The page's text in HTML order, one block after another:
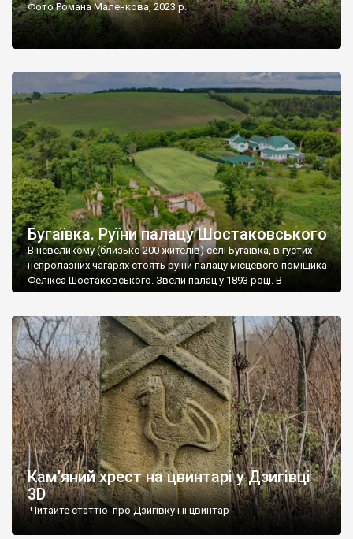
Фото Романа Маленкова, 2023 р.
Бугаївка. Руїни палацу Шостаковського
В невеликому (близько 200 жителів) селі Бугаївка, в густих
непролазних чагарях стоять руїни палацу місцевого поміщика
Фелікса Шостаковського. Звели палац у 1893 році. В
радянський період у ньому спочатку містилася школа, потім
століття тут розмістили туберкульозну лікарню. Коли із
палацу виїхала лікарня – ми точно не […]
Кам’яний хрест на цвинтарі у Дзигівці
3D
Читайте статтю про Дзигівку і її цвинтар